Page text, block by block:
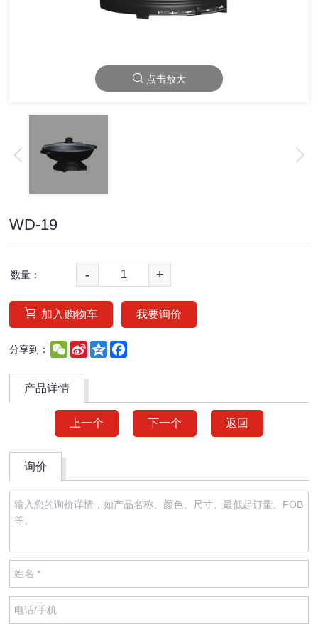
点击放大
WD-19
数量： - +
加入购物车 我要询价
分享到： WeChat
Sina
Weibo
Qzone
产品详情
上一个 下一个 返回
询价